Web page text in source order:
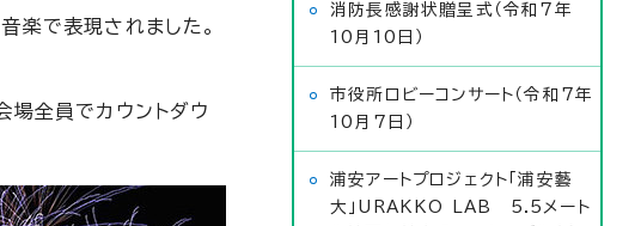
楽で表現されました。
場全員でカウントダウ
消防長感謝状贈呈式（令和7年
10月10日）
市役所ロビーコンサート（令和7年
10月7日）
浦安アートプロジェクト「浦安藝
大」URAKKO LAB 5.5メート